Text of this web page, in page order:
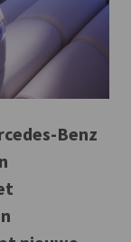
Benz